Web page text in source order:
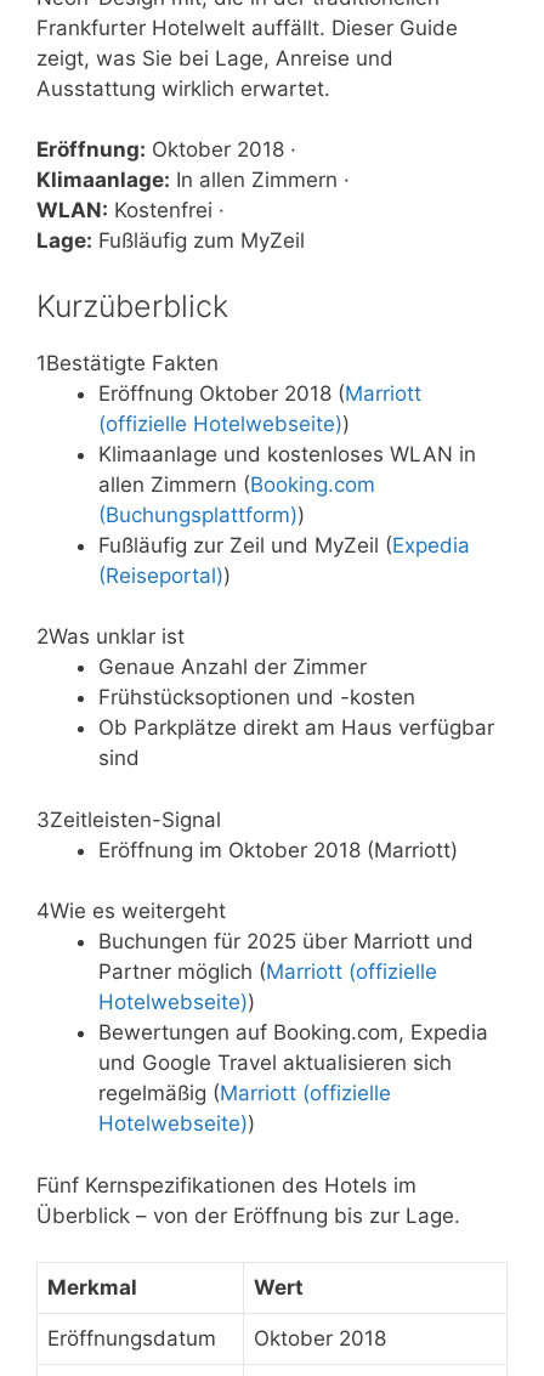
Frankfurter Hotelwelt auffällt. Dieser Guide
zeigt, was Sie bei Lage, Anreise und
Ausstattung wirklich erwartet.
Eröffnung: Oktober 2018 ·
Klimaanlage: In allen Zimmern ·
WLAN: Kostenfrei ·
Lage: Fußläufig zum MyZeil
Kurzüberblick
1Bestätigte Fakten
Eröffnung Oktober 2018 (Marriott
(offizielle Hotelwebseite))
Klimaanlage und kostenloses WLAN in
allen Zimmern (Booking.com
(Buchungsplattform))
Fußläufig zur Zeil und MyZeil (Expedia
(Reiseportal))
2Was unklar ist
Genaue Anzahl der Zimmer
Frühstücksoptionen und -kosten
Ob Parkplätze direkt am Haus verfügbar
sind
3Zeitleisten-Signal
Eröffnung im Oktober 2018 (Marriott)
4Wie es weitergeht
Buchungen für 2025 über Marriott und
Partner möglich (Marriott (offizielle
Hotelwebseite))
Bewertungen auf Booking.com, Expedia
und Google Travel aktualisieren sich
regelmäßig (Marriott (offizielle
Hotelwebseite))
Fünf Kernspezifikationen des Hotels im
Überblick – von der Eröffnung bis zur Lage.
Merkmal Wert
Eröffnungsdatum Oktober 2018